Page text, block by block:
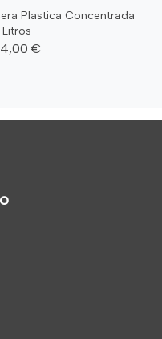
Plastica Concentrada
€